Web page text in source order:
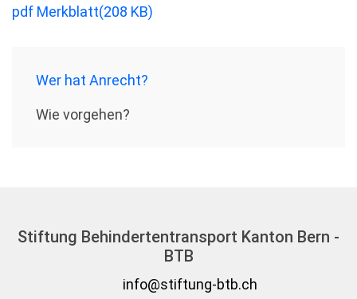
pdf Merkblatt(208 KB)
Wer hat Anrecht?
Wie vorgehen?
Stiftung Behindertentransport Kanton Bern -
BTB
info@stiftung-btb.ch